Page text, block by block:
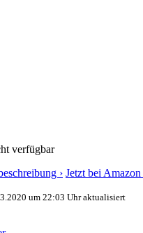
verfügbar
› Jetzt bei Amazon
um 22:03 Uhr aktualisiert